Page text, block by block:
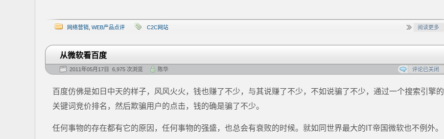
网络营销 WEB产品点评 C2C网站 阅读更多
从微软看百度
2011年05月17日 6,975 次浏览 陈华 评论已关闭
百度仿佛是如日中天的样子，风风火火，钱也赚了不少，与其说赚了不少，不如说骗了不少，通过一个搜索引擎的
关键词竞价排名，然后欺骗用户的点击，钱的确是骗了不少。
任何事物的存在都有它的原因，任何事物的强盛，也总会有衰败的时候。就如同世界最大的IT帝国微软也不例外。